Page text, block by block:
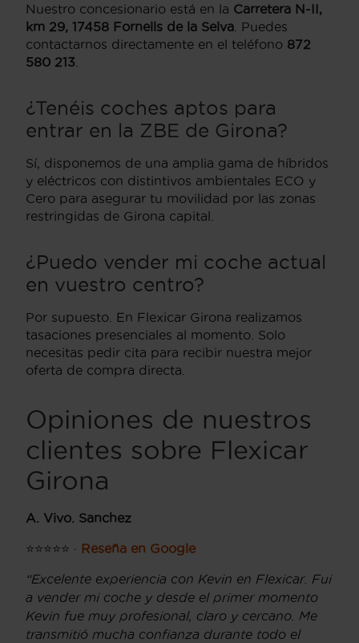
Nuestro concesionario está en la Carretera N-II,
km 29, 17458 Fornells de la Selva . Puedes
contactarnos directamente en el teléfono 872
580 213
¿Tenéis coches aptos para
entrar en la ZBE de Girona?
Sí, disponemos de una amplia gama de híbridos
y eléctricos con distintivos ambientales ECO y
Cero para asegurar tu movilidad por las zonas
restringidas de Girona capital.
¿Puedo vender mi coche actual
en vuestro centro?
Por supuesto. En Flexicar Girona realizamos
tasaciones presenciales al momento. Solo
necesitas pedir cita para recibir nuestra mejor
oferta de compra directa.
Opiniones de nuestros
clientes sobre Flexicar
Girona
A. Vivo. Sanchez
⭐⭐⭐⭐⭐ · Reseña en Google
“Excelente experiencia con Kevin en Flexicar. Fui
a vender mi coche y desde el primer momento
Kevin fue muy profesional, claro y cercano. Me
transmitió mucha confianza durante todo el